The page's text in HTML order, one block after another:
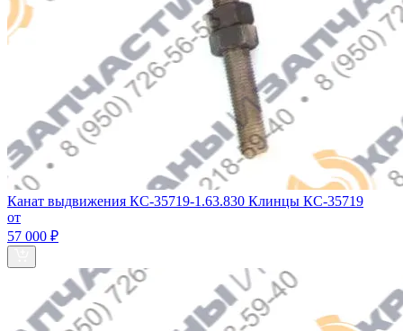
Канат выдвижения КС-35719-1.63.830 Клинцы КС-35719
от
57 000 ₽